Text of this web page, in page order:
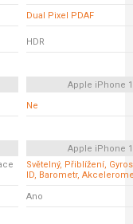
Dual Pixel PDAF
HDR
Apple iPhone
Ne
Apple iPhone
Světelný, Přiblížení,
ID, Barometr,
Ano